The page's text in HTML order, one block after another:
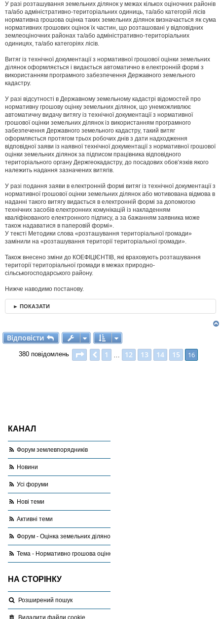
У разі розташування земельних ділянок у межах кількох оціночних районів
та/або адміністративно-територіальних одиниць, та/або категорій лісів
нормативна грошова оцінка таких земельних ділянок визначається як сума
нормативних грошових оцінок їх частин, що розташовані у відповідних
землеоціночних районах та/або адміністративно-територіальних
одиницях, та/або категоріях лісів.
Витяг із технічної документації з нормативної грошової оцінки земельних
ділянок оформляється і видається автоматично в електронній формі з
використанням програмного забезпечення Державного земельного
кадастру.
У разі відсутності в Державному земельному кадастрі відомостей про
нормативну грошову оцінку земельних ділянок, що унеможливлює
автоматичну видачу витягу із технічної документації з нормативної
грошової оцінки земельних ділянок із використанням програмного
забезпечення Державного земельного кадастру, такий витяг
оформляється протягом трьох робочих днів з дати надходження
відповідної заяви із наявної технічної документації з нормативної грошової
оцінки земельних ділянок за підписом працівника відповідного
територіального органу Держгеокадастру, до посадових обов’язків якого
належить надання зазначених витягів.
У разі подання заяви в електронній формі витяг із технічної документації з
нормативної грошової оцінки земельних ділянок або мотивована відмова в
наданні такого витягу видається в електронній формі за допомогою
технічних засобів електронних комунікацій із накладенням
кваліфікованого електронного підпису, а за бажанням заявника може
також надаватися в паперовій формі».
У тексті Методики слова «розташування територіальної громади»
замінили на «розташування території територіальної громади».
Також внесено зміни до КОЕФІЦІЄНТІВ, які враховують розташування
території територіальної громади в межах природно-
сільськогосподарського району.
Нижче наводимо постанову.
► ПОКАЗАТИ
Відповісти
Відповісти
380 повідомлень Сторінка з
Поперед.
1 12 13 14 15 16
КАНАЛ
Форум землевпорядників
Новини
Усі форуми
Нові теми
Активні теми
Форум - Оцінка земельних ділянок
Тема - Нормативно грошова оцінка населених пунктів
НА СТОРІНКУ
Розширений пошук